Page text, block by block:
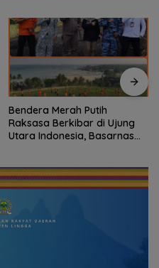
Bendera Merah Putih
Raksasa Berkibar di Ujung
Utara Indonesia, Basarnas
Perbatasan